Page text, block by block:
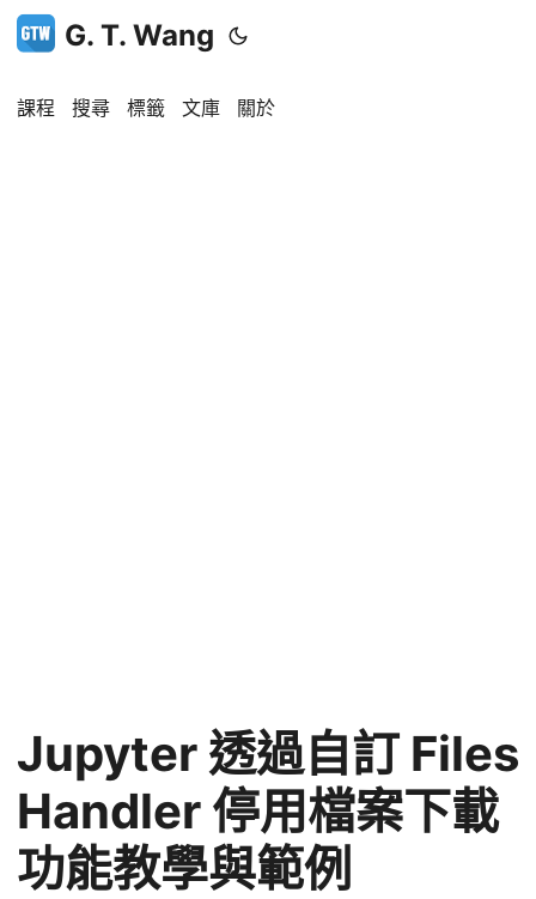
G. T. Wang
課程 搜尋 標籤 文庫 關於
Jupyter 透過自訂 Files
Handler 停用檔案下載
功能教學與範例